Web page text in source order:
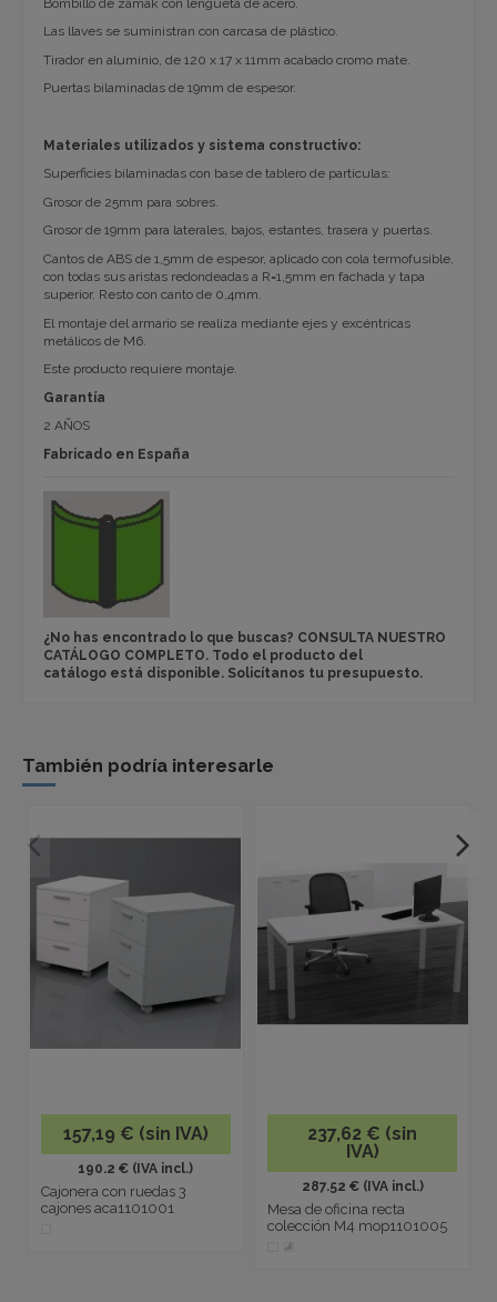
Las llaves se suministran con carcasa de plástico.
Tirador en aluminio, de 120 x 17 x 11mm acabado cromo mate.
Puertas bilaminadas de 19mm de espesor.
Materiales utilizados y sistema constructivo:
Superficies bilaminadas con base de tablero de partículas:
Grosor de 25mm para sobres.
Grosor de 19mm para laterales, bajos, estantes, trasera y puertas.
Cantos de ABS de 1,5mm de espesor, aplicado con cola termofusible,
con todas sus aristas redondeadas a R=1,5mm en fachada y tapa
superior. Resto con canto de 0,4mm.
El montaje del armario se realiza mediante ejes y excéntricas
metálicos de M6.
Este producto requiere montaje.
Garantía
2 AÑOS
Fabricado en España
¿No has encontrado lo que buscas? CONSULTA NUESTRO
CATÁLOGO COMPLETO. Todo el producto del
catálogo está disponible. Solicítanos tu presupuesto.
También podría interesarle
157,19 € (sin IVA)
190.2 € (IVA incl.)
Cajonera con ruedas 3
cajones aca1101001
237,62 € (sin
IVA)
287.52 € (IVA incl.)
Mesa de oficina recta
colección M4 mop1101005